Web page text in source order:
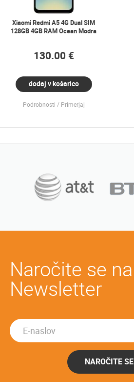
Xiaomi Redmi A5 4G Dual SIM
128GB 4GB RAM Ocean Modra
130.00 €
dodaj v košarico
Podrobnosti Primerjaj
Naročite se na
Newsletter
NAROČITE SE